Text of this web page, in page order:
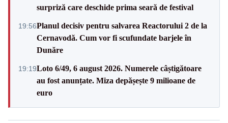
surpriză care deschide prima seară de festival
19:56Planul decisiv pentru salvarea Reactorului 2 de la
Cernavodă. Cum vor fi scufundate barjele în
Dunăre
19:19Loto 6/49, 6 august 2026. Numerele câștigătoare
au fost anunțate. Miza depășește 9 milioane de
euro